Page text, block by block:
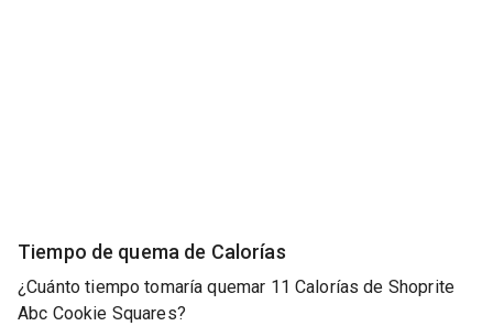
Tiempo de quema de Calorías
¿Cuánto tiempo tomaría quemar 11 Calorías de Shoprite
Abc Cookie Squares?